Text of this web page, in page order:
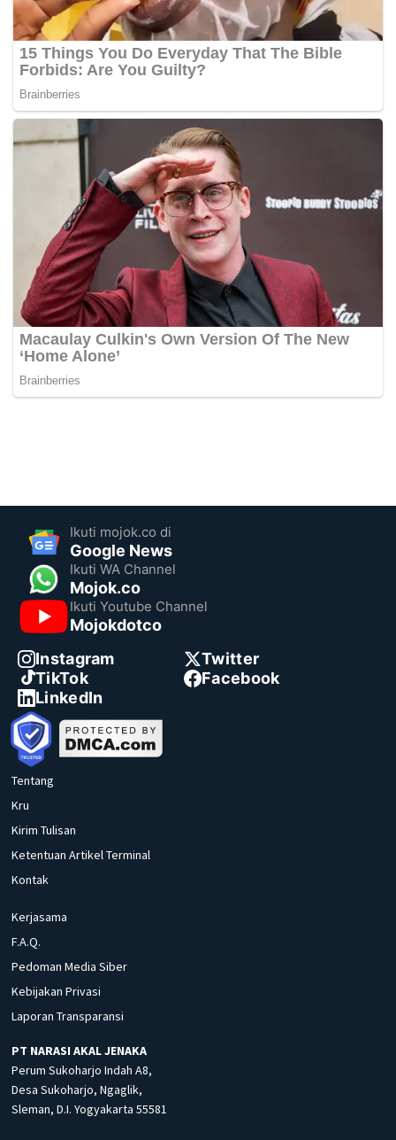
Ikuti mojok.co di
Google News
Ikuti WA Channel
Mojok.co
Ikuti Youtube Channel
Mojokdotco
Instagram
Twitter
TikTok
Facebook
LinkedIn
Tentang
Kru
Kirim Tulisan
Ketentuan Artikel Terminal
Kontak
Kerjasama
F.A.Q.
Pedoman Media Siber
Kebijakan Privasi
Laporan Transparansi
PT NARASI AKAL JENAKA
Perum Sukoharjo Indah A8,
Desa Sukoharjo, Ngaglik,
Sleman, D.I. Yogyakarta 55581